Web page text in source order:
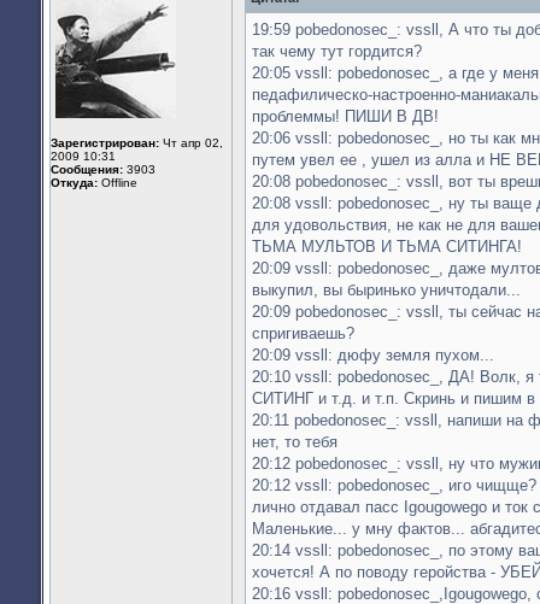
Зарегистрирован: Чт апр 02,
2009 10:31
Сообщения: 3903
Откуда: Offline
19:59 pobedonosec_: vssll, А что ты
так чему тут гордится?
20:05 vssll: pobedonosec_, а где у
педафилическо-настроенно-
проблеммы! ПИШИ В ДВ!
20:06 vssll: pobedonosec_, но ты как
путем увел ее , ушел из алла и НЕ
20:08 pobedonosec_: vssll, вот ты
20:08 vssll: pobedonosec_, ну ты
для удовольствия, не как не для
ТЬМА МУЛЬТОВ И ТЬМА СИТИНГА!
20:09 vssll: pobedonosec_, даже
выкупил, вы быринько уничтодали...
20:09 pobedonosec_: vssll, ты сейчас
спригиваешь?
20:09 vssll: дюфу земля пухом...
20:10 vssll: pobedonosec_, ДА! Волк, я
СИТИНГ и т.д. и т.п. Скринь и пишим
20:11 pobedonosec_: vssll, напиши на
нет, то тебя
20:12 pobedonosec_: vssll, ну что
20:12 vssll: pobedonosec_, иго
лично отдавал пасс Igougowego и
Маленькие... у мну фактов...
20:14 vssll: pobedonosec_, по этому
хочется! А по поводу геройства -
20:16 vssll: